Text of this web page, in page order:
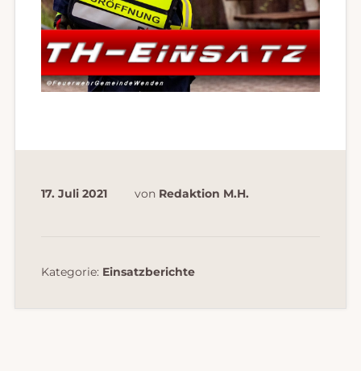
17. Juli 2021 von Redaktion M.H.
Kategorie: Einsatzberichte